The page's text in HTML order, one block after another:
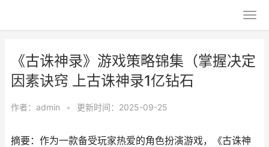
《古诛神录》游戏策略锦集（掌握决定
因素诀窍 上古诛神录1亿钻石
作者： admin • 更新时间：2025-09-25
摘要：作为一款备受玩家热爱的角色扮演游戏，《古诛神